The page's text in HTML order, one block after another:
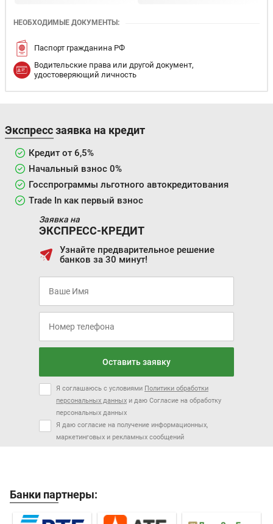
НЕОБХОДИМЫЕ ДОКУМЕНТЫ:
Паспорт гражданина РФ
Водительские права или другой документ,
удостоверяющий личность
Экспресс заявка на кредит
Кредит от 6,5%
Начальный взнос 0%
Госспрограммы льготного автокредитования
Trade In как первый взнос
Заявка на
ЭКСПРЕСС-КРЕДИТ
Узнайте предварительное решение
банков за 30 минут!
Оставить заявку
Я соглашаюсь с условиями Политики обработки
персональных данных и даю Согласие на обработку
персональных данных
Я даю согласие на получение информационных,
маркетинговых и рекламных сообщений
Банки партнеры: